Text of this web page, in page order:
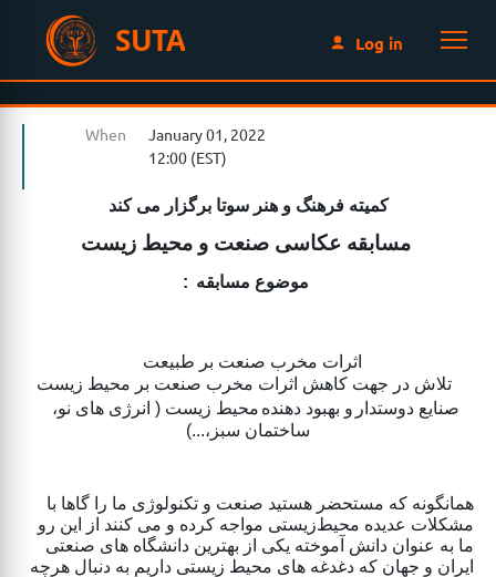
SUTA Log in
When
January 01, 2022
12:00 (EST)
کمیته فرهنگ و هنر سوتا برگزار می کند
مسابقه عکاسی صنعت و محیط زیست
موضوع مسابقه :
اثرات مخرب صنعت بر طبیعت
تلاش در جهت کاهش اثرات مخرب صنعت بر محیط زیست
صنایع دوستدار و بهبود دهنده محیط زیست ( انرژی های نو،
ساختمان سبز،...)
همانگونه که مستحضر هستید صنعت و تکنولوژی ما را گاها با
مشکلات عدیده محیط‌زیستی مواجه کرده و می کنند از این رو
ما به عنوان دانش آموخته یکی از بهترین دانشگاه های صنعتی
ایران و جهان که دغدغه های محیط زیستی داریم به دنبال هرچه